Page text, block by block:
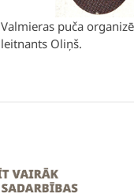
Valmieras puča
leitnants Oliņš.